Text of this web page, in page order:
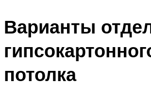
Варианты
потолка